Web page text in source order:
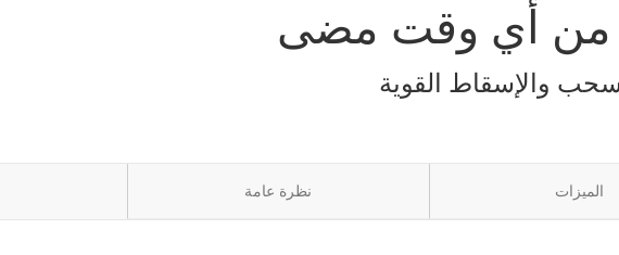
من أي وقت مضى
والإسقاط القوية
نظرة عامة الميزات